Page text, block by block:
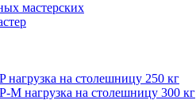
мастерских
на столешницу 250 кг
нагрузка на столешницу 300 кг